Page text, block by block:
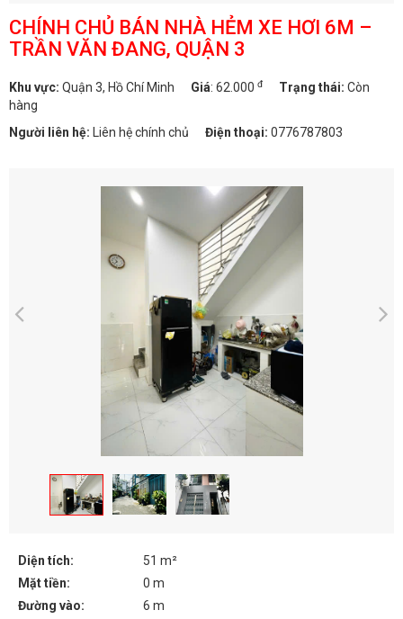
CHÍNH CHỦ BÁN NHÀ HẺM XE HƠI 6M –
TRẦN VĂN ĐANG, QUẬN 3
Khu vực: Quận 3, Hồ Chí Minh Giá: 62.000 đ Trạng thái: Còn
hàng
Người liên hệ: Liên hệ chính chủ Điện thoại: 0776787803
Diện tích:
51 m²
Mặt tiền:
0 m
Đường vào:
6 m